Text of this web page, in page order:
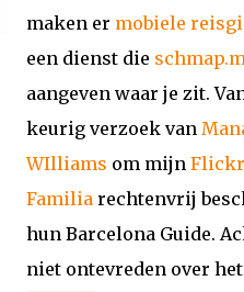
maken er mobiele
een dienst die
aangeven waar je zit.
keurig verzoek van
WIlliams om mijn
Familia rechtenvrij
hun Barcelona Guide.
niet ontevreden over